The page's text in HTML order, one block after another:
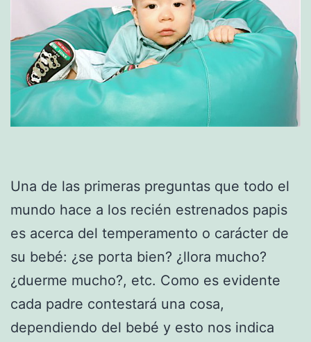
Una de las primeras preguntas que todo el
mundo hace a los recién estrenados papis
es acerca del temperamento o carácter de
su bebé: ¿se porta bien? ¿llora mucho?
¿duerme mucho?, etc. Como es evidente
cada padre contestará una cosa,
dependiendo del bebé y esto nos indica